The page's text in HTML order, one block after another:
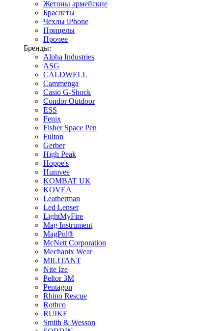
Жетоны армейские
Браслеты
Чехлы iPhone
Прицелы
Прочее
Бренды:
Alpha Industries
ASG
CALDWELL
Cammenga
Casio G-Shock
Condor Outdoor
ESS
Fenix
Fisher Space Pen
Fulton
Gerber
High Peak
Hoppe's
Humvee
KOMBAT UK
KOVEA
Leatherman
Led Lenser
LightMyFire
Mag Instrument
MagPul®
McNett Corporation
Mechanix Wear
MILITANT
Nite Ize
Peltor 3M
Pentagon
Rhino Rescue
Rothco
RUIKE
Smith & Wesson